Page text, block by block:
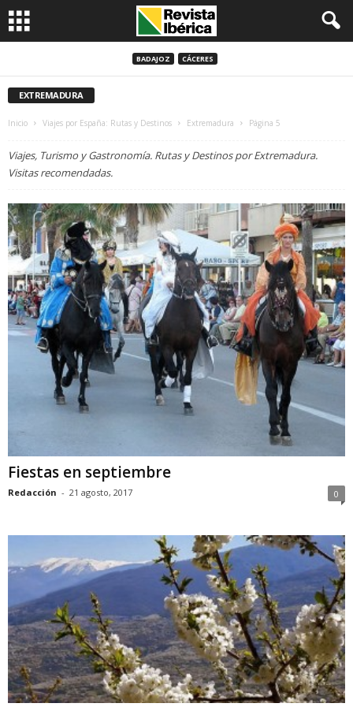
BADAJOZ CÁCERES
EXTREMADURA
Inicio Viajes por España: Rutas y Destinos Extremadura Página 5
Viajes, Turismo y Gastronomía. Rutas y Destinos por Extremadura.
Visitas recomendadas.
Fiestas en septiembre
Redacción - 21 agosto, 2017 0